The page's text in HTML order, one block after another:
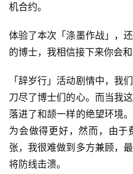
机合约。
体验了本次「涤墨作战」，
的博士，我相信接下来你会和
「辞岁行」活动剧情中，我
刀尽了博士们的心。而当我
落进了和颉一样的绝望环境
为会做得更好，然而，由于
张，我很难做到多方兼顾，
将防线击溃。